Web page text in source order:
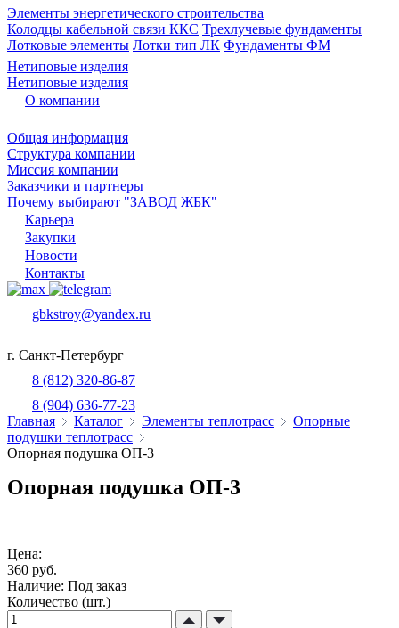
Элементы энергетического строительства
Колодцы кабельной связи ККС Трехлучевые фундаменты
Лотковые элементы Лотки тип ЛК Фундаменты ФМ
Нетиповые изделия
Нетиповые изделия
О компании
Общая информация
Структура компании
Миссия компании
Заказчики и партнеры
Почему выбирают "ЗАВОД ЖБК"
Карьера
Закупки
Новости
Контакты
gbkstroy@yandex.ru
г. Санкт-Петербург
8 (812) 320-86-87
8 (904) 636-77-23
Главная
Каталог Элементы теплотрасс
Опорные
подушки теплотрасс
Опорная подушка ОП-3
Опорная подушка ОП-3
Цена:
360 руб.
Наличие: Под заказ
Количество (шт.)